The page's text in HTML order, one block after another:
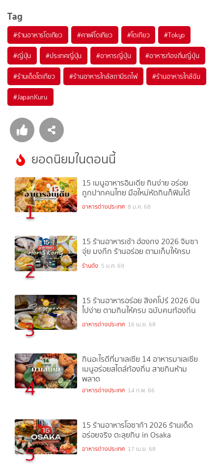
Tag
#ร้านอาหารโตเกียว #คาเฟ่โตเกียว #โตเกียว #Tokyo
#ญี่ปุ่น #ประเทศญี่ปุ่น #อาหารญี่ปุ่น #อาหารท้องถิ่นญี่ปุ่น
#ร้านเด็ดโตเกียว #ร้านอาหารใกล้สถานีรถไฟ #ร้านอาหารใกล้ฉัน
#JapanKuru
ยอดนิยมในตอนนี้
1
15 เมนูอาหารอินเดีย กินง่าย อร่อย
ถูกปากคนไทย มือใหม่หัดกินก็ฟินได้
อาหารต่างประเทศ 8 ม.ค. 68
2
15 ร้านอาหารเช้า ฮ่องกง 2026 จิมซา
จุ่ย มงก๊ก ร้านอร่อย ตามเก็บให้ครบ
ร้านดัง 5 ม.ค. 69
3
15 ร้านอาหารอร่อย สิงคโปร์ 2026 บิน
ไปง่าย ตามกินให้ครบ ฉบับคนท้องถิ่น
อาหารต่างประเทศ 16 เม.ย. 68
4
กินอะไรดีที่มาเลเซีย 14 อาหารมาเลเซีย
เมนูอร่อยสไตล์ท้องถิ่น สายกินห้าม
พลาด
อาหารต่างประเทศ 14 ก.พ. 66
5
15 ร้านอาหารโอซาก้า 2026 ร้านเด็ด
อร่อยจริง ตะลุยกิน in Osaka
อาหารต่างประเทศ 17 เม.ย. 68